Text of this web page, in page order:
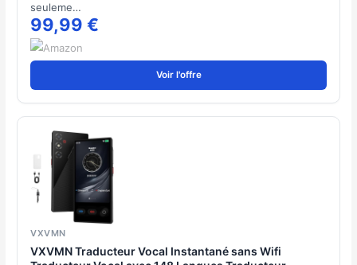
seuleme…
99,99 €
Voir l'offre
VXVMN
VXVMN Traducteur Vocal Instantané sans Wifi